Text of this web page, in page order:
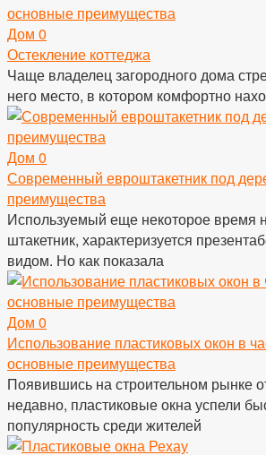
Дом 0
Остекление коттеджа
Чаще владелец загородного дома
него место, в котором комфортно
Дом 0
Современный евроштакетник под
преимущества
Используемый еще некоторое время
штакетник, характеризуется
видом. Но как показала
Дом 0
Использование пластиковых окон в
основные преимущества
Появившись на строительном рынке
недавно, пластиковые окна успели
популярность среди жителей